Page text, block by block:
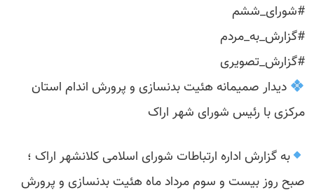
#شورای_ششم
#گزارش_به_مردم
#گزارش_تصویری
دیدار صمیمانه هئیت بدنسازی و پرورش اندام استان
مرکزی با رئیس شورای شهر اراک
به گزارش اداره ارتباطات شورای اسلامی کلانشهر اراک ؛
صبح روز بیست و سوم مرداد ماه هئیت بدنسازی و پرورش